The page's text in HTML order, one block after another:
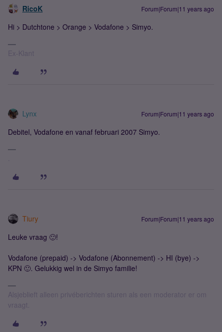
RicoK Forum|Forum|11 years ago
Hi > Dutchtone > Orange > Vodafone > Simyo.
Ex-Klant
Lynx Forum|Forum|11 years ago
Debitel, Vodafone en vanaf februari 2007 Simyo.
Tiury Forum|Forum|11 years ago
Leuke vraag 🙂!
Vodafone (prepaid) -> Vodafone (Abonnement) -> HI (bye) ->
KPN 🙂. Gelukkig wel in de Simyo familie!
Alsjeblieft alleen privéberichten sturen als een moderator er om
vraagt.